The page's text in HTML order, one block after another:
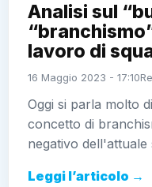
Analisi sul
lavoro di
16 Maggio 2023 - 17:10
Oggi si parla molto
concetto di
negativo dell'attuale
Leggi l’articolo →